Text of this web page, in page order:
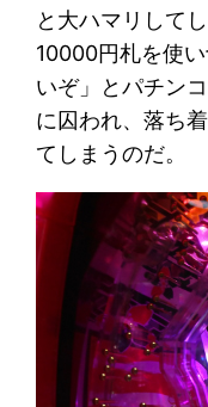
と大ハマリして
10000円札を使
いぞ」とパチン
に囚われ、落ち
てしまうのだ。